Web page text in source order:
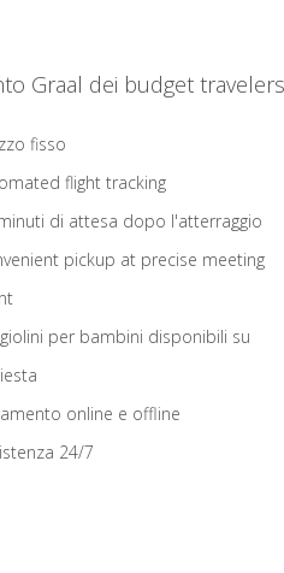
Graal dei budget travelers
fisso
flight tracking
di attesa dopo l'atterraggio
pickup at precise meeting
per bambini disponibili su
online e offline
24/7